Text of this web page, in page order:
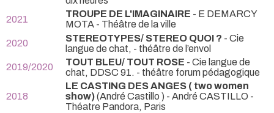
2021
TROUPE DE L'IMAGINAIRE - E DEMARCY
MOTA - Théâtre de la ville
2020
STEREOTYPES/ STEREO QUOI ? - Cie
langue de chat, - théâtre de l’envol
2019/2020
TOUT BLEU/ TOUT ROSE - Cie langue de
chat, DDSC 91. - théâtre forum pédagogique
2018
LE CASTING DES ANGES ( two women
show)(André Castillo ) - André CASTILLO -
Théatre Pandora, Paris